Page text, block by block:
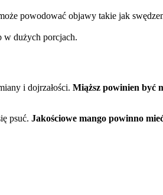
powodować objawy takie jak
w dużych porcjach.
i dojrzałości. Miąższ powinien być
psuć. Jakościowe mango powinno